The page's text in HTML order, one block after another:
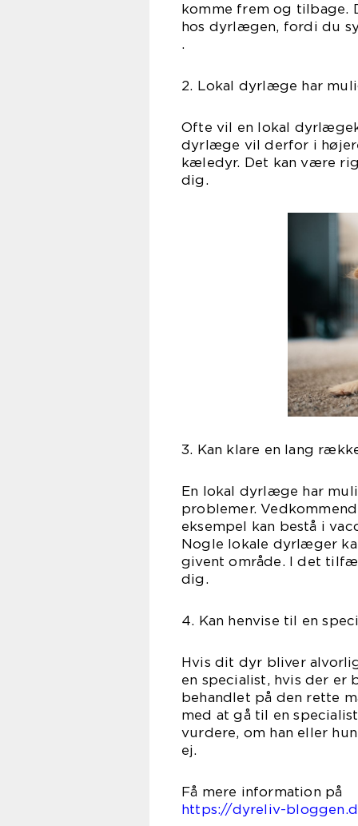
komme frem og tilbage.
hos dyrlægen, fordi du
2. Lokal dyrlæge har
Ofte vil en lokal
dyrlæge vil derfor i
kæledyr. Det kan være
3. Kan klare en lang
En lokal dyrlæge har
problemer.
eksempel kan bestå i
Nogle lokale dyrlæger
givent område. I det
4. Kan henvise til en
Hvis dit dyr bliver
en specialist, hvis der
behandlet på den rette
med at gå til en
vurdere, om han eller
Få
https://dyreliv-